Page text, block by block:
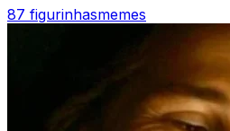
87 figurinhasmemes